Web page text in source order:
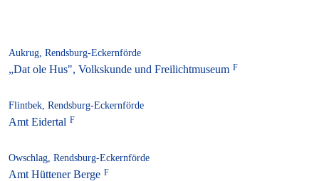
Aukrug, Rendsburg-Eckernförde
„Dat ole Hus", Volkskunde und Freilichtmuseum
Flintbek, Rendsburg-Eckernförde
Amt Eidertal
Owschlag, Rendsburg-Eckernförde
Amt Hüttener Berge